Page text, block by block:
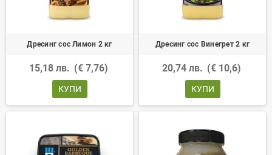
Дресинг сос Лимон 2 кг
15,18 лв. (€ 7,76)
КУПИ
Дресинг сос Винегрет 2 кг
20,74 лв. (€ 10,6)
КУПИ